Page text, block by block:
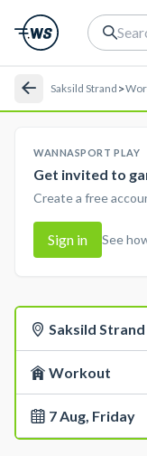
Saksild Strand >
WANNASPORT PLAY
Get invited to
Create a free
Sign in See
Saksild Strand
Workout
7 Aug, Friday